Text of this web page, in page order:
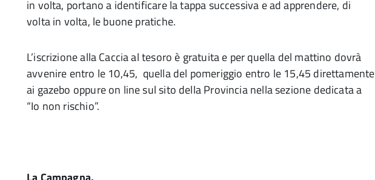
in volta, portano a identificare la tappa successiva e ad apprendere, di
volta in volta, le buone pratiche.
L’iscrizione alla Caccia al tesoro è gratuita e per quella del mattino dovrà
avvenire entro le 10,45, quella del pomeriggio entro le 15,45 direttamente
ai gazebo oppure on line sul sito della Provincia nella sezione dedicata a
“Io non rischio”.